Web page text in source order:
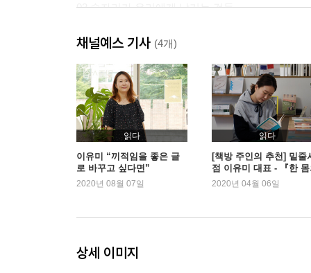
03 술자리가 우리에게 남기는 것들
04 쓰레기통을 파는 카피에는 쓰레기통이 없다
- 이와이 슌지 『립반윙클의 신부』
05 답답한 건 잠시 잊고 예쁜 것만 볼 시간
- 이은희 『1004번의 파르티타』 「푸른 문을 열면
06 어색한 사람과는 이 정도의 커피
- 서유미 『당분간 인간』
07 그 남자를 스칠 때마다 비누향이 났다
- 마스다 미리 『5년 전에 잊어버린 것』
08 사진, 나는 보지 못한 당신이 바라본 풍경
10 진짜 벽과 마음의 벽
채널예스 기사 (4개)
읽다
이유미 “끼적임을 좋은 글
로 바꾸고 싶다면”
2020년 08월 07일
읽다
[책방 주인의 추천] 밑줄
점 이유미 대표 - 『한
시간』
2020년 04월 06일
상세 이미지